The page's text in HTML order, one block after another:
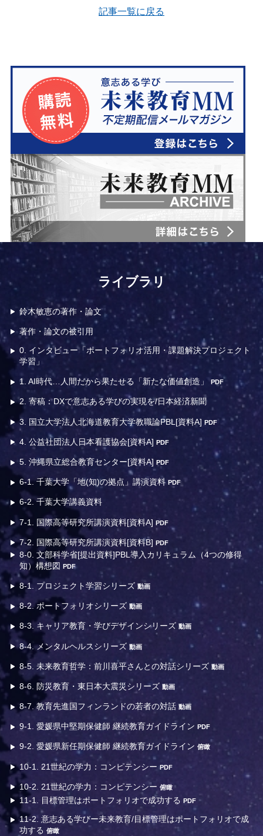
i
g
a
s
s
o
o
m
記事一覧に戻る
ライブラリ
鈴木敏恵の著作・論文
著作・論文の被引用
0. インタビュー「ポートフォリオ活用・課題解決プロジェクト
学習」
1. AI時代…人間だから果たせる「新たな価値創造」PDF
2. 寄稿：DXで意志ある学びの実現を/日本経済新聞
3. 国立大学法人北海道教育大学教職論PBL[資料A]PDF
4. 公益社団法人日本看護協会[資料A]PDF
5. 沖縄県立総合教育センター[資料A]PDF
6-1. 千葉大学「地(知)の拠点」講演資料PDF
6-2. 千葉大学講義資料
7-1. 国際高等研究所講演資料[資料A]PDF
7-2. 国際高等研究所講演資料[資料B]PDF
8-0. 文部科学省[提出資料]PBL導入カリキュラム（4つの修得
知）構想図PDF
8-1. プロジェクト学習シリーズ動画
8-2. ポートフォリオシリーズ動画
8-3. キャリア教育・学びデザインシリーズ動画
8-4. メンタルヘルスシリーズ動画
8-5. 未来教育哲学：前川喜平さんとの対話シリーズ動画
8-6. 防災教育・東日本大震災シリーズ動画
8-7. 教育先進国フィンランドの若者の対話動画
9-1. 愛媛県中堅期保健師 継続教育ガイドラインPDF
9-2. 愛媛県新任期保健師 継続教育ガイドライン俯瞰
10-1. 21世紀の学力：コンピテンシーPDF
10-2. 21世紀の学力：コンピテンシー俯瞰
11-1. 目標管理はポートフォリオで成功するPDF
11-2. 意志ある学びー未来教育/目標管理はポートフォリオで成
功する俯瞰